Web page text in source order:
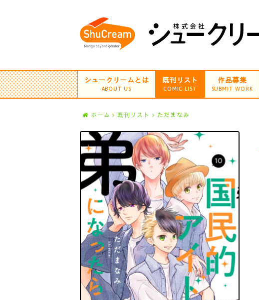
シュークリームとは
ABOUT US
既刊リスト
COMIC LIST
作品募集
SUBMIT WORK
ホーム 既刊リスト ただまなみ